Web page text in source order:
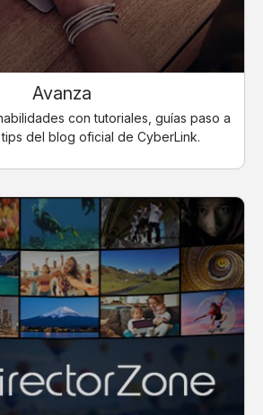
Avanza
con tutoriales, guías paso a
del blog oficial de CyberLink.